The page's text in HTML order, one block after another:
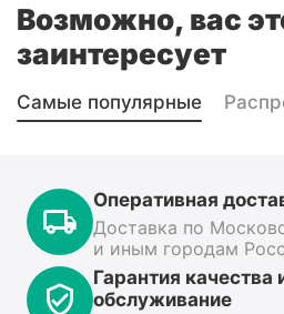
Возможно, вас
заинтересует
Самые популярные
Оперативная
Доставка по
и иным городам
Гарантия качества
обслуживание